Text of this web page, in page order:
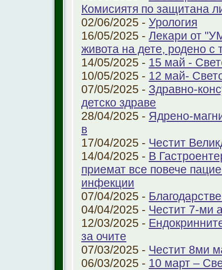
Комисиятя по защитана
02/06/2025 - Урология
16/05/2025 - Лекари от
живота на дете, родено с
14/05/2025 - 15 май -
10/05/2025 - 12 май-
07/05/2025 - Здравно-
детско здраве
28/04/2025 - Ядрено-
в
17/04/2025 - Честит
14/04/2025 - В
приемат все повече
инфекции
07/04/2025 -
04/04/2025 - Честит 7-ми
12/03/2025 -
за очите
07/03/2025 - Честит 8ми
06/03/2025 - 10 март –